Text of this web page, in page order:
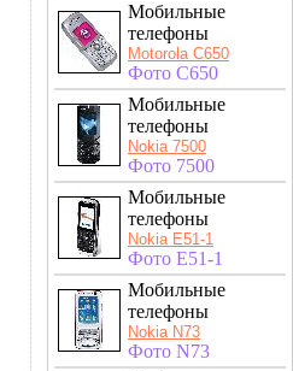
Мобильные
телефоны
Motorola C650
Фото C650
Мобильные
телефоны
Nokia 7500
Фото 7500
Мобильные
телефоны
Nokia E51-1
Фото E51-1
Мобильные
телефоны
Nokia N73
Фото N73